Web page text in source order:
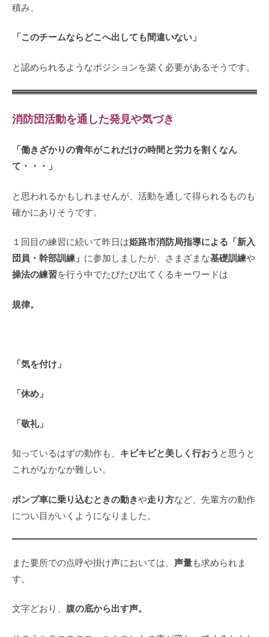
積み、
「このチームならどこへ出しても間違いない」
と認められるようなポジションを築く必要があるそうです。
消防団活動を通した発見や気づき
「働きざかりの青年がこれだけの時間と労力を割くなん
て・・・」
と思われるかもしれませんが、活動を通して得られるものも
確かにありそうです。
１回目の練習に続いて昨日は姫路市消防局指導による「新入
団員・幹部訓練」 に参加しましたが、さまざまな基礎訓練や
操法の練習を行う中でたびたび出てくるキーワードは
規律。
「気を付け」
「休め」
「敬礼」
知っているはずの動作も、 キビキビと美しく行おう と思うと
これがなかなか難しい。
ポンプ車に乗り込むときの動きや走り方など、先輩方の動作
につい目がいくようになりました。
また要所での点呼や掛け声においては、 声量も求められま
す。
文字どおり、 腹の底から出す声。